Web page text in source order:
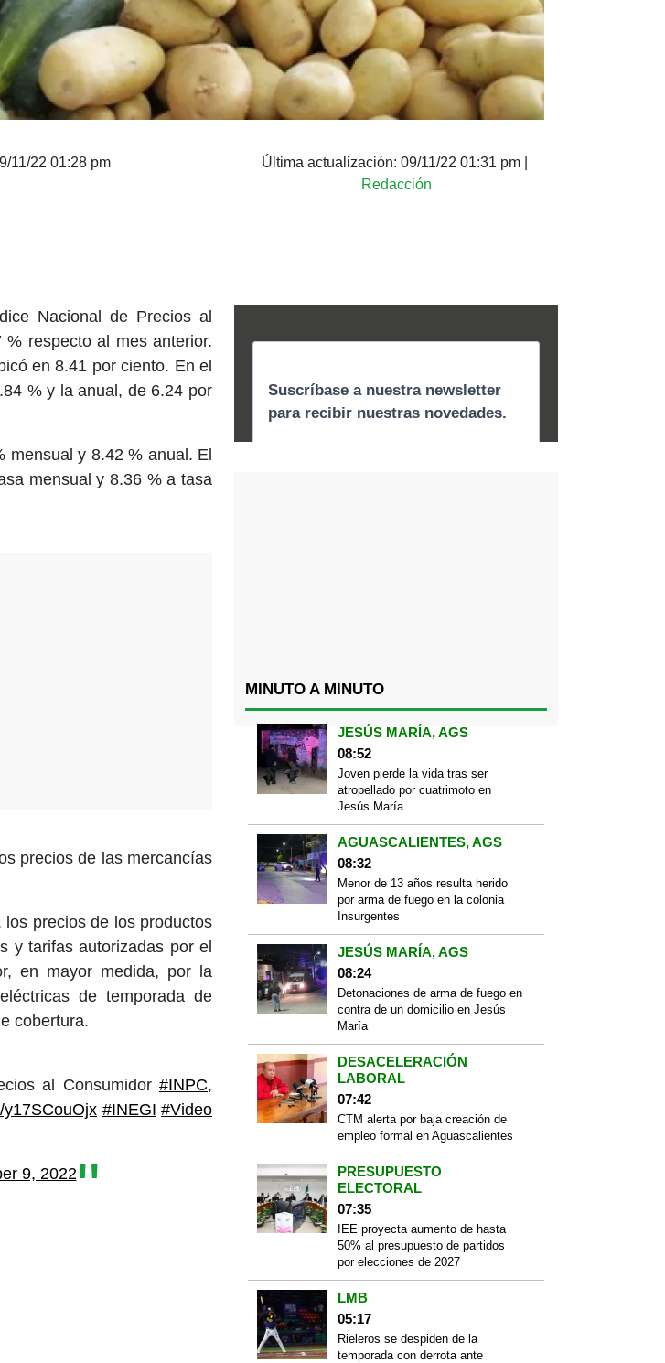
11/22 01:28 pm Última actualización: 09/11/22 01:31 pm|
Redacción
Nacional de Precios al
respecto al mes anterior.
en 8.41 por ciento. En el
% y la anual, de 6.24 por
mensual y 8.42 % anual. El
mensual y 8.36 % a tasa
precios de las mercancías
precios de los productos
y tarifas autorizadas por el
en mayor medida, por la
de temporada de
cobertura.
al Consumidor #INPC,
y17SCouOjx #INEGI #Video
9, 2022
MINUTO A MINUTO
JESÚS MARÍA, AGS
08:52
Joven pierde la vida tras ser
atropellado por cuatrimoto en
Jesús María
AGUASCALIENTES, AGS
08:32
Menor de 13 años resulta herido
por arma de fuego en la colonia
Insurgentes
JESÚS MARÍA, AGS
08:24
Detonaciones de arma de fuego en
contra de un domicilio en Jesús
María
DESACELERACIÓN
LABORAL
07:42
CTM alerta por baja creación de
empleo formal en Aguascalientes
PRESUPUESTO
ELECTORAL
07:35
IEE proyecta aumento de hasta
50% al presupuesto de partidos
por elecciones de 2027
LMB
05:17
Rieleros se despiden de la
temporada con derrota ante